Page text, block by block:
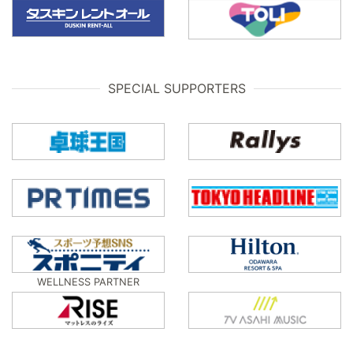
SPECIAL SUPPORTERS
WELLNESS PARTNER